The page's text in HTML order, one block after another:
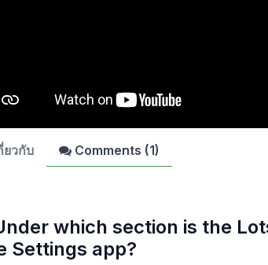
ยวกับ Comments (1)
which section is the
Settings app?